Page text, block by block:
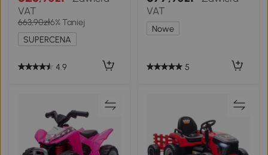
muzyka, 3-5 km/h, różowy,
107 x 62,5 x 44 cm
VAT
663,90zł6% Taniej
SUPERCENA
4.9
3-5 lat, Niebieski
VAT
Nowe
5